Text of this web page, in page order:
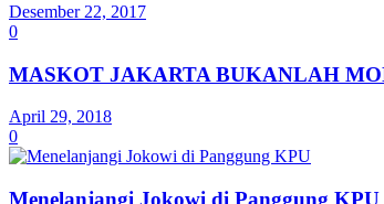
Desember 22, 2017
0
MASKOT JAKARTA BUKANLAH
April 29, 2018
0
Menelanjangi Jokowi di Panggung KPU